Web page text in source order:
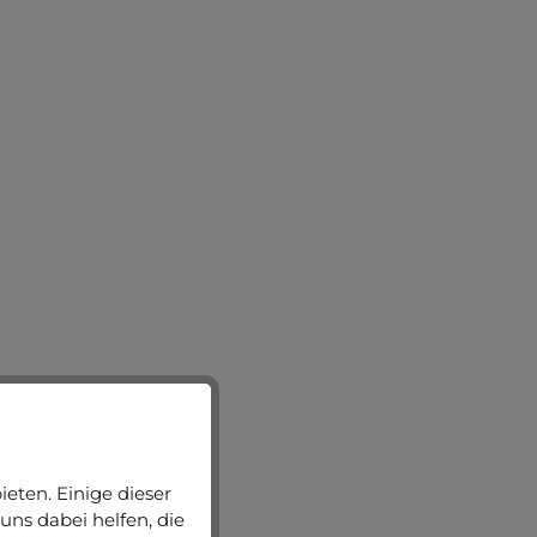
Einige dieser
dabei helfen, die